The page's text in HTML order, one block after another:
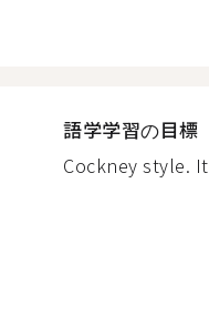
語学学習の目標
Cockney style.